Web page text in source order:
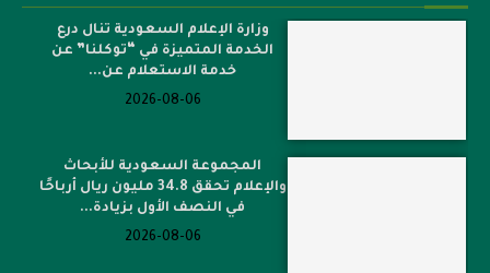
وزارة الإعلام السعودية تنال درع
الخدمة المتميزة في “توكلنا” عن
خدمة الاستعلام عن...
2026-08-06
المجموعة السعودية للأبحاث
والإعلام تحقق 34.8 مليون ريال أرباحًا
في النصف الأول بزيادة...
2026-08-06